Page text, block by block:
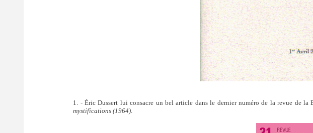
1. - Éric Dussert lui consacre un bel article dans le dernier numéro de la revue de la
mystifications (1964).